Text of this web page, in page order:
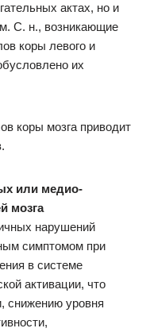
актах, но и
С. н., возникающие
коры левого и
их
коры мозга приводит
или медио-
мозга
нарушений
симптомом при
в системе
активации, что
снижению уровня